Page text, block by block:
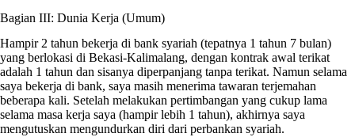
Bagian III: Dunia Kerja (Umum)
Hampir 2 tahun bekerja di bank syariah (tepatnya 1 tahun 7 bulan)
yang berlokasi di Bekasi-Kalimalang, dengan kontrak awal terikat
adalah 1 tahun dan sisanya diperpanjang tanpa terikat. Namun selama
saya bekerja di bank, saya masih menerima tawaran terjemahan
beberapa kali. Setelah melakukan pertimbangan yang cukup lama
selama masa kerja saya (hampir lebih 1 tahun), akhirnya saya
mengutuskan mengundurkan diri dari perbankan syariah.